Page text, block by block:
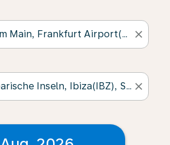
close
close